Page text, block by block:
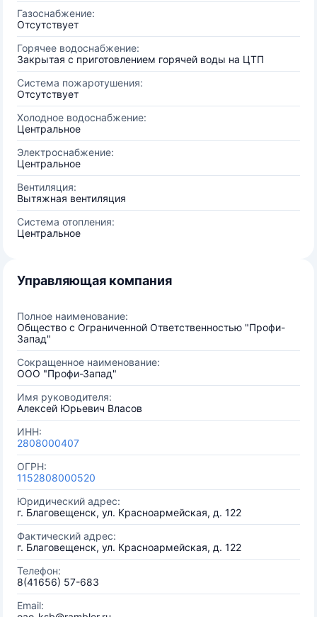
Газоснабжение:
Отсутствует
Горячее водоснабжение:
Закрытая с приготовлением горячей воды на ЦТП
Система пожаротушения:
Отсутствует
Холодное водоснабжение:
Центральное
Электроснабжение:
Центральное
Вентиляция:
Вытяжная вентиляция
Система отопления:
Центральное
Управляющая компания
Полное наименование:
Общество с Ограниченной Ответственностью "Профи-
Запад"
Сокращенное наименование:
ООО "Профи-Запад"
Имя руководителя:
Алексей Юрьевич Власов
ИНН:
2808000407
ОГРН:
1152808000520
Юридический адрес:
г. Благовещенск, ул. Красноармейская, д. 122
Фактический адрес:
г. Благовещенск, ул. Красноармейская, д. 122
Телефон:
8(41656) 57-683
Email: